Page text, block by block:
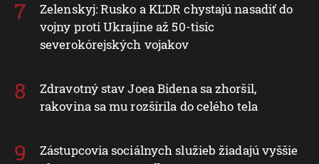
Zelenskyj: Rusko a KĽDR chystajú nasadiť do
vojny proti Ukrajine až 50-tisíc
severokórejských vojakov
Zdravotný stav Joea Bidena sa zhoršil,
rakovina sa mu rozšírila do celého tela
Zástupcovia sociálnych služieb žiadajú vyššie